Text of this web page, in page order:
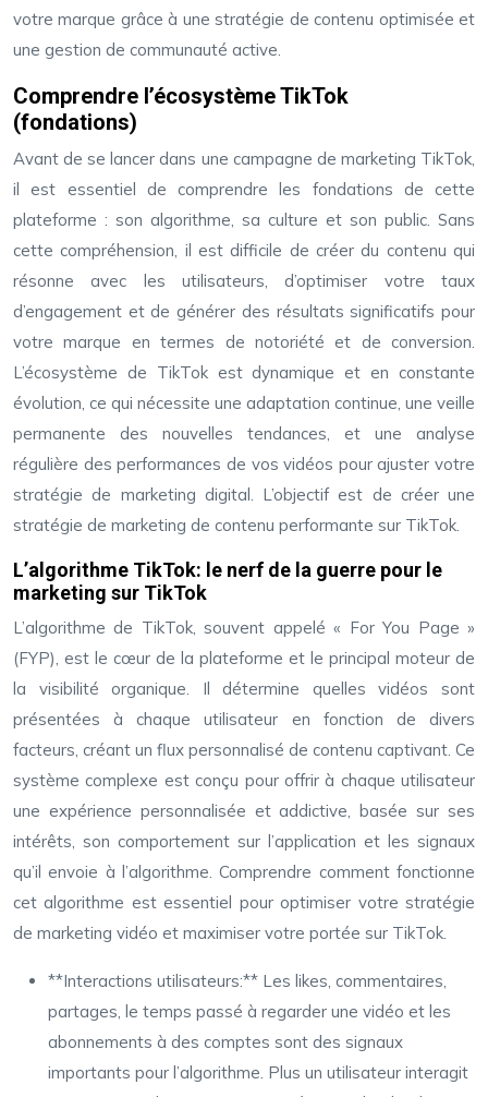
votre marque grâce à une stratégie de contenu optimisée et
une gestion de communauté active.
Comprendre l’écosystème TikTok
(fondations)
Avant de se lancer dans une campagne de marketing TikTok,
il est essentiel de comprendre les fondations de cette
plateforme : son algorithme, sa culture et son public. Sans
cette compréhension, il est difficile de créer du contenu qui
résonne avec les utilisateurs, d’optimiser votre taux
d’engagement et de générer des résultats significatifs pour
votre marque en termes de notoriété et de conversion.
L’écosystème de TikTok est dynamique et en constante
évolution, ce qui nécessite une adaptation continue, une veille
permanente des nouvelles tendances, et une analyse
régulière des performances de vos vidéos pour ajuster votre
stratégie de marketing digital. L’objectif est de créer une
stratégie de marketing de contenu performante sur TikTok.
L’algorithme TikTok: le nerf de la guerre pour le
marketing sur TikTok
L’algorithme de TikTok, souvent appelé « For You Page »
(FYP), est le cœur de la plateforme et le principal moteur de
la visibilité organique. Il détermine quelles vidéos sont
présentées à chaque utilisateur en fonction de divers
facteurs, créant un flux personnalisé de contenu captivant. Ce
système complexe est conçu pour offrir à chaque utilisateur
une expérience personnalisée et addictive, basée sur ses
intérêts, son comportement sur l’application et les signaux
qu’il envoie à l’algorithme. Comprendre comment fonctionne
cet algorithme est essentiel pour optimiser votre stratégie
de marketing vidéo et maximiser votre portée sur TikTok.
**Interactions utilisateurs:** Les likes, commentaires,
partages, le temps passé à regarder une vidéo et les
abonnements à des comptes sont des signaux
importants pour l’algorithme. Plus un utilisateur interagit